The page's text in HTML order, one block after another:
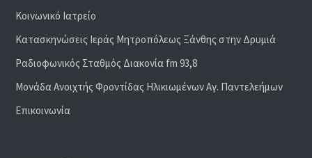
Κοινωνικό Ιατρείο
Κατασκηνώσεις Ιεράς Μητροπόλεως Ξάνθης στην Δρυμιά
Ραδιoφωνικός Σταθμός Διακονία fm 93,8
Μονάδα Ανοιχτής Φροντίδας Ηλικιωμένων Αγ. Παντελεήμων
Επικοινωνία